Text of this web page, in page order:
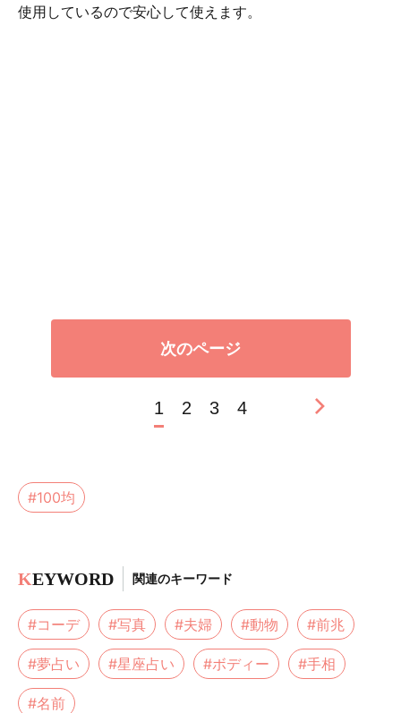
使用しているので安心して使えます。
次のページ
1 2 3 4
#100均
KEYWORD 関連のキーワード
#コーデ #写真 #夫婦 #動物 #前兆
#夢占い #星座占い #ボディー #手相
#名前